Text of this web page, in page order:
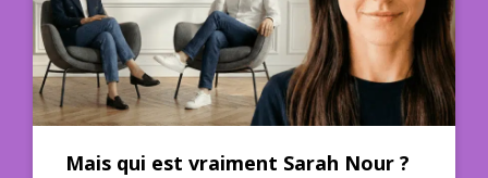
Mais qui est vraiment Sarah Nour ?